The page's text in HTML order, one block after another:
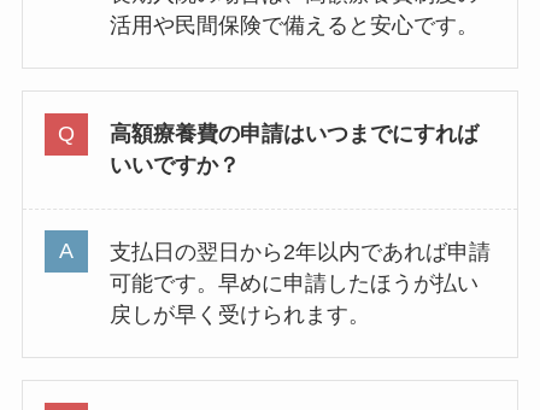
活用や民間保険で備えると安心です。
高額療養費の申請はいつまでにすれば
いいですか？
支払日の翌日から2年以内であれば申請
可能です。早めに申請したほうが払い
戻しが早く受けられます。